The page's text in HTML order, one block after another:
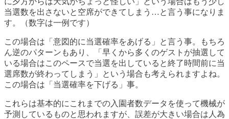
当選数を出さないと空席ができてしまう…と言う事になりま
す。（数字は一例です）
この場合は「意図的に当選確率をあげる」と言う事。もちろ
ん逆のパターンもあり、「早くから多くのゲストが抽選して
いる場合はこのペースで当選を出していると終了時間前に当
選席数が終わってしまう」という場合も考えられますよね。
この場合は「当選確率を下げる」事。
これらは基本的にこれまでの入園者数データを使って機械が
予測しているものと思われますが、誤差が大きい場合は人為